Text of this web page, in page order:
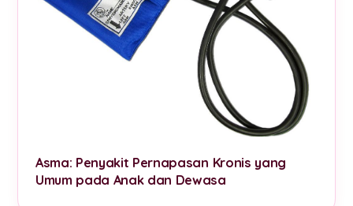
Asma: Penyakit Pernapasan Kronis yang
Umum pada Anak dan Dewasa